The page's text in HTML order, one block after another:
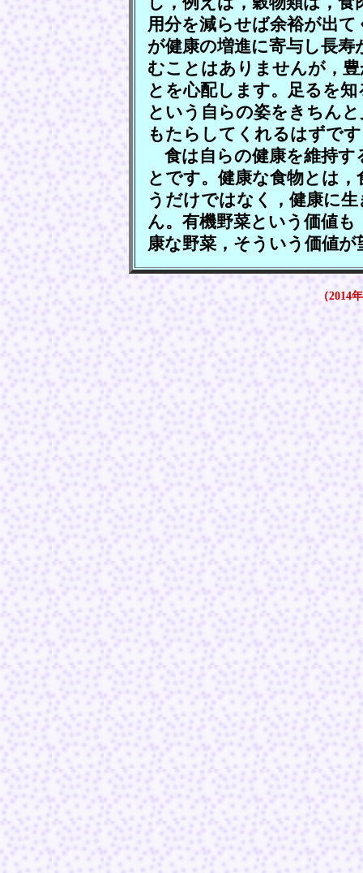
用分を減らせば余裕が出
が健康の増進に寄与し長
むことはありませんが，
とを心配します。足るを
という自らの姿をきちん
もたらしてくれるはずで
食は自らの健康を維持す
とです。健康な食物とは
うだけではなく，健康に
ん。有機野菜という価値
康な野菜，そういう価値
（2014